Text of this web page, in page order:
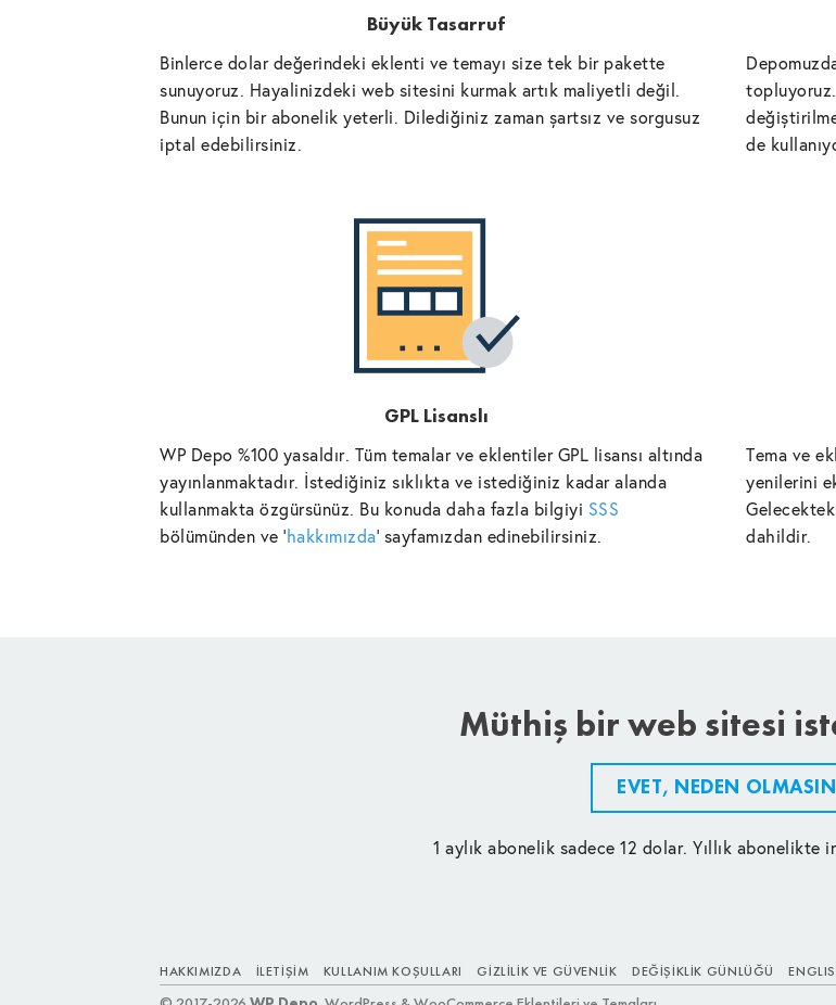
Büyük Tasarruf
Binlerce dolar değerindeki eklenti ve temayı size tek bir pakette
sunuyoruz. Hayalinizdeki web sitesini kurmak artık maliyetli değil.
Bunun için bir abonelik yeterli. Dilediğiniz zaman şartsız ve sorgusuz
iptal edebilirsiniz.
de
GPL Lisanslı
WP Depo %100 yasaldır. Tüm temalar ve eklentiler GPL lisansı altında
yayınlanmaktadır. İstediğiniz sıklıkta ve istediğiniz kadar alanda
kullanmakta özgürsünüz. Bu konuda daha fazla bilgiyi SSS
bölümünden ve 'hakkımızda' sayfamızdan edinebilirsiniz.
Tema ve
yenilerini
dahildir.
Müthiş bir web sitesi
EVET, NEDEN
1 aylık abonelik sadece 12 dolar. Yıllık
HAKKIMIZDA İLETIŞIM KULLANIM KOŞULLARI GIZLILIK VE GÜVENLIK DEĞIŞIKLIK GÜNLÜĞÜ